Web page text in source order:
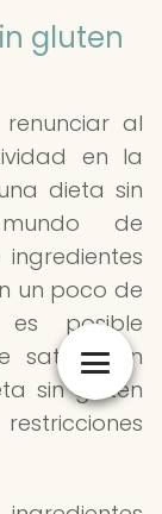
gluten
al
en la
dieta sin
de
un poco de
es posible
satisfagan
sin gluten